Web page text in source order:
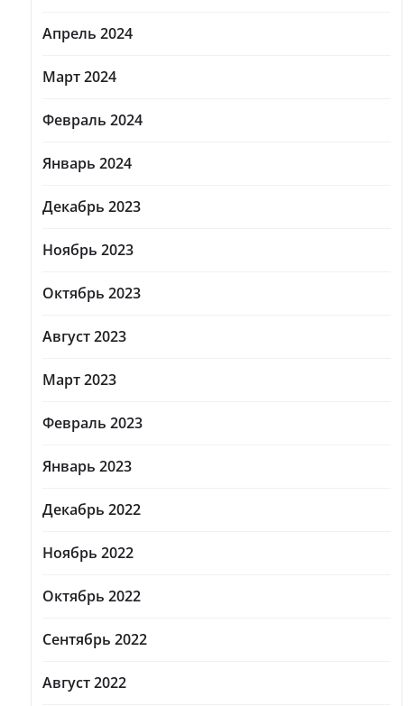
Апрель 2024
Март 2024
Февраль 2024
Январь 2024
Декабрь 2023
Ноябрь 2023
Октябрь 2023
Август 2023
Март 2023
Февраль 2023
Январь 2023
Декабрь 2022
Ноябрь 2022
Октябрь 2022
Сентябрь 2022
Август 2022